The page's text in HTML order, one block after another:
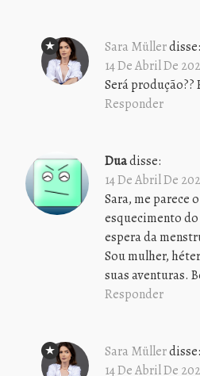
Sara Müllerdisse:
14 De Abril De
Será produção??
Responder
Duadisse:
14 De Abril De
Sara, me parece
esquecimento
espera da
Sou mulher,
suas aventuras.
Responder
Sara Müllerdisse:
14 De Abril De